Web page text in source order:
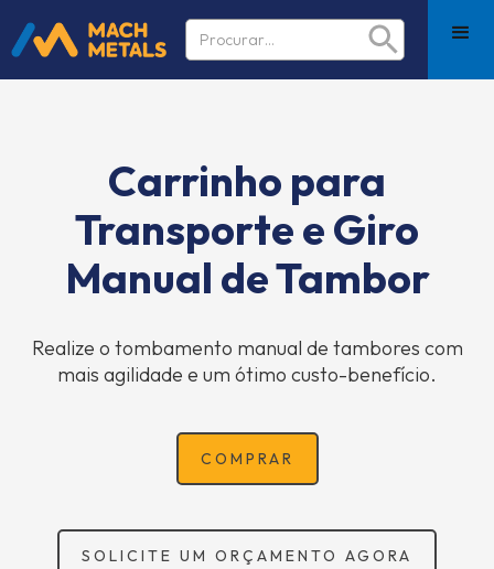
Carrinho para
Transporte e Giro
Manual de Tambor
Realize o tombamento manual de tambores com
mais agilidade e um ótimo custo-benefício.
COMPRAR
SOLICITE UM ORÇAMENTO AGORA